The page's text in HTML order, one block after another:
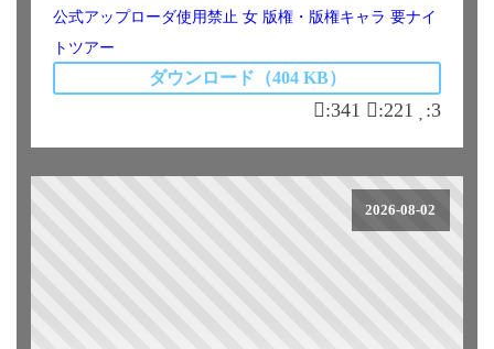
公式アップローダ使用禁止 女 版権・版権キャラ 要ナイ
トツアー
ダウンロード（404 KB）
:341 :221 :3
2026-08-02